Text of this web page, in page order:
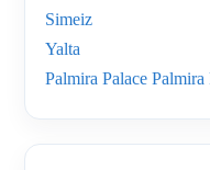
Simeiz
Yalta
Palmira Palace